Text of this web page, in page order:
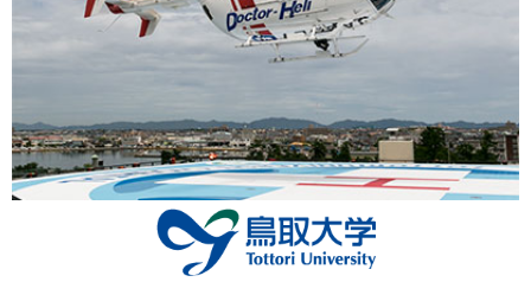
北海道大学
医療機器実習プログラム（全6回）開催のお知らせ
大阪医療センター 2024.09.26